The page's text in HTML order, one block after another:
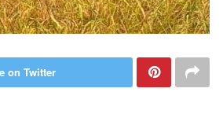
on Twitter